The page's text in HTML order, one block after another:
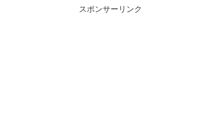
スポンサーリンク